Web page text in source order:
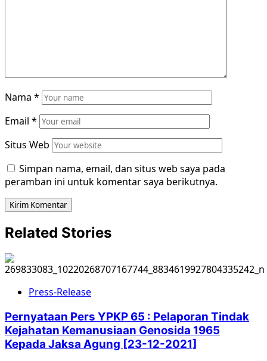
Nama *
Email *
Situs Web
Simpan nama, email, dan situs web saya pada
peramban ini untuk komentar saya berikutnya.
Related Stories
Press-Release
Pernyataan Pers YPKP 65 : Pelaporan Tindak
Kejahatan Kemanusiaan Genosida 1965
Kepada Jaksa Agung [23-12-2021]